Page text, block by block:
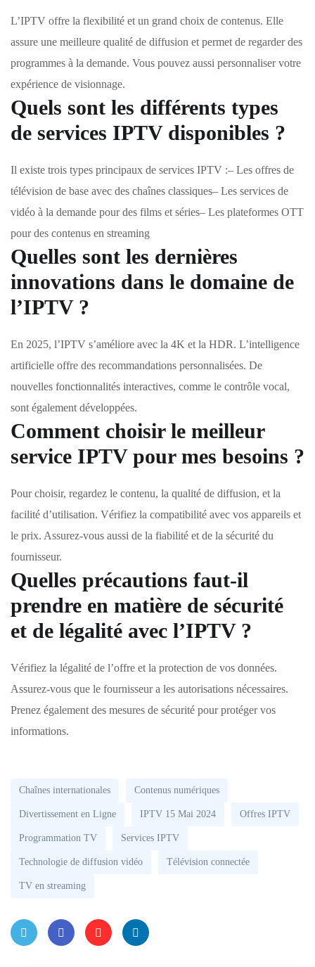
L’IPTV offre la flexibilité et un grand choix de contenus. Elle
assure une meilleure qualité de diffusion et permet de regarder des
programmes à la demande. Vous pouvez aussi personnaliser votre
expérience de visionnage.
Quels sont les différents types
de services IPTV disponibles ?
Il existe trois types principaux de services IPTV :– Les offres de
télévision de base avec des chaînes classiques– Les services de
vidéo à la demande pour des films et séries– Les plateformes OTT
pour des contenus en streaming
Quelles sont les dernières
innovations dans le domaine de
l’IPTV ?
En 2025, l’IPTV s’améliore avec la 4K et la HDR. L’intelligence
artificielle offre des recommandations personnalisées. De
nouvelles fonctionnalités interactives, comme le contrôle vocal,
sont également développées.
Comment choisir le meilleur
service IPTV pour mes besoins ?
Pour choisir, regardez le contenu, la qualité de diffusion, et la
facilité d’utilisation. Vérifiez la compatibilité avec vos appareils et
le prix. Assurez-vous aussi de la fiabilité et de la sécurité du
fournisseur.
Quelles précautions faut-il
prendre en matière de sécurité
et de légalité avec l’IPTV ?
Vérifiez la légalité de l’offre et la protection de vos données.
Assurez-vous que le fournisseur a les autorisations nécessaires.
Prenez également des mesures de sécurité pour protéger vos
informations.
Chaînes internationales Contenus numériques
Divertissement en Ligne IPTV 15 Mai 2024 Offres IPTV
Programmation TV Services IPTV
Technologie de diffusion vidéo Télévision connectée
TV en streaming